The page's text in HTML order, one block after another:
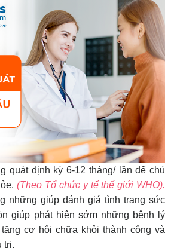
quát định kỳ 6-12 tháng/ lần để chủ
(Theo Tổ chức y tế thế giới WHO).
những giúp đánh giá tình trạng sức
giúp phát hiện sớm những bệnh lý
cơ hội chữa khỏi thành công và
trị.